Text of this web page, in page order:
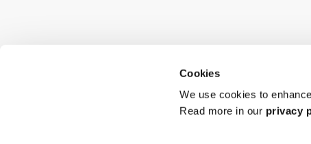
Cookies
We use cookies to
Read more in our privacy